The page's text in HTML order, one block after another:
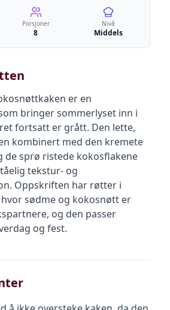
Porsjoner
8
Nivå
Middels
er en
bringer sommerlyset inn i
fortsatt er grått. Den lette,
kombinert med den kremete
de sprø ristede kokosflakene
tekstur- og
Oppskriften har røtter i
hvor sødme og kokosnøtt er
og den passer
og fest.